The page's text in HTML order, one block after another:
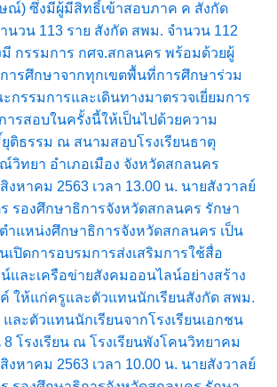
ณ์) ซึ่งมีผู้มีสิทธิ์เข้าสอบภาค ค สังกัด
นวน 113 ราย สังกัด สพม. จำนวน 112
มี กรรมการ กศจ.สกลนคร พร้อมด้วยผู้
ารศึกษาจากทุกเขตพื้นที่การศึกษาร่วม
กรรมการและเดินทางมาตรวจเยี่ยมการ
ารสอบในครั้งนี้ให้เป็นไปด้วยความ
ติธรรม ณ สนามสอบโรงเรียนธาตุ
วิทยา อำเภอเมือง จังหวัดสกลนคร
งหาคม 2563 เวลา 13.00 น. นายสังวาลย์
รองศึกษาธิการจังหวัดสกลนคร รักษา
ำแหน่งศึกษาธิการจังหวัดสกลนคร เป็น
เปิดการอบรมการส่งเสริมการใช้สื่อ
และเครือข่ายสังคมออนไลน์อย่างสร้าง
ให้แก่ครูและตัวแทนนักเรียนสังกัด สพม.
และตัวแทนนักเรียนจากโรงเรียนเอกชน
8 โรงเรียน ณ โรงเรียนพังโคนวิทยาคม
งหาคม 2563 เวลา 10.00 น. นายสังวาลย์